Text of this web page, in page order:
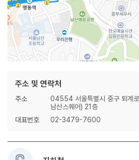
주소 및 연락처
주소
04554 서울특별시 중구 퇴계
남산스퀘어) 21층
대표번호
02-3479-7600